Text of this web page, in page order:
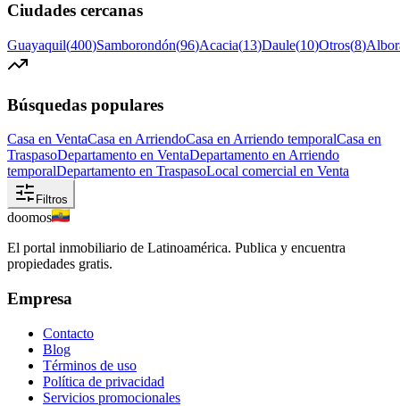
Ciudades cercanas
Guayaquil(400)Samborondón(96)Acacia(13)Daule(10)Otros(8)
Búsquedas populares
Casa en VentaCasa en ArriendoCasa en Arriendo temporalCasa en
TraspasoDepartamento en VentaDepartamento en Arriendo
temporalDepartamento en TraspasoLocal comercial en Venta
Filtros
doomos
El portal inmobiliario de Latinoamérica. Publica y encuentra
propiedades gratis.
Empresa
Contacto
Blog
Términos de uso
Política de privacidad
Servicios promocionales